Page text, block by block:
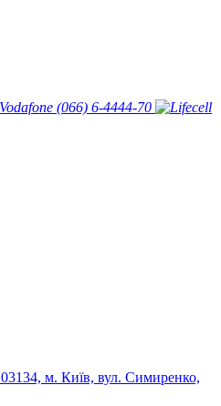
(066) 6-4444-70
03134, м. Київ, вул. Симиренко,